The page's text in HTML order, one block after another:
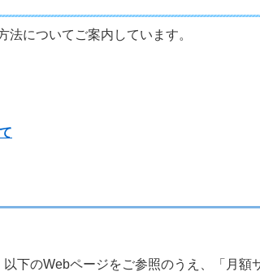
についてご案内しています。
下のWebページをご参照のうえ、「月額